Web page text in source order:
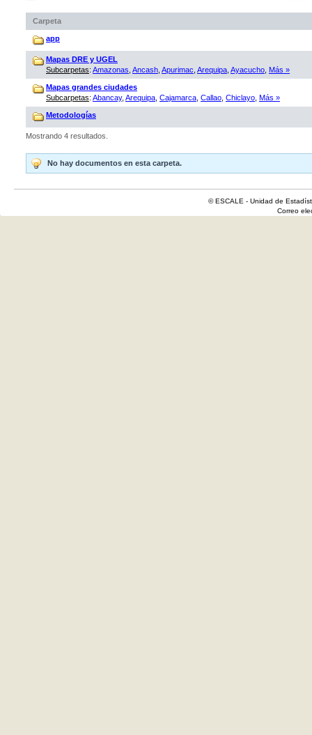
Carpeta
app
Mapas DRE y UGEL
Subcarpetas: Amazonas Ancash Apurimac Arequipa Ayacucho Más »
Mapas grandes ciudades
Subcarpetas: Abancay, Arequipa Cajamarca Callao Chiclayo Más »
Metodologías
Mostrando 4 resultados.
No hay documentos en esta carpeta.
© ESCALE - Unidad de
Correo